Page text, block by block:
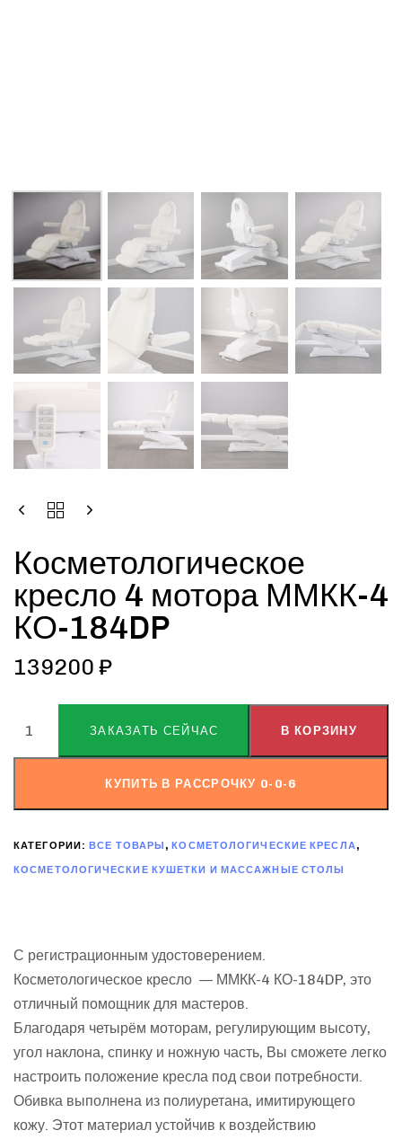
Косметологическое
кресло 4 мотора ММКК-4
КО-184DP
139200 ₽
ЗАКАЗАТЬ СЕЙЧАС В КОРЗИНУ
КУПИТЬ В РАССРОЧКУ 0-0-6
КАТЕГОРИИ: ВСЕ ТОВАРЫ , КОСМЕТОЛОГИЧЕСКИЕ КРЕСЛА,
КОСМЕТОЛОГИЧЕСКИЕ КУШЕТКИ И МАССАЖНЫЕ СТОЛЫ
С регистрационным удостоверением.
Косметологическое кресло — ММКК-4 КО-184DP, это
отличный помощник для мастеров.
Благодаря четырём моторам, регулирующим высоту,
угол наклона, спинку и ножную часть, Вы сможете легко
настроить положение кресла под свои потребности.
Обивка выполнена из полиуретана, имитирующего
кожу. Этот материал устойчив к воздействию